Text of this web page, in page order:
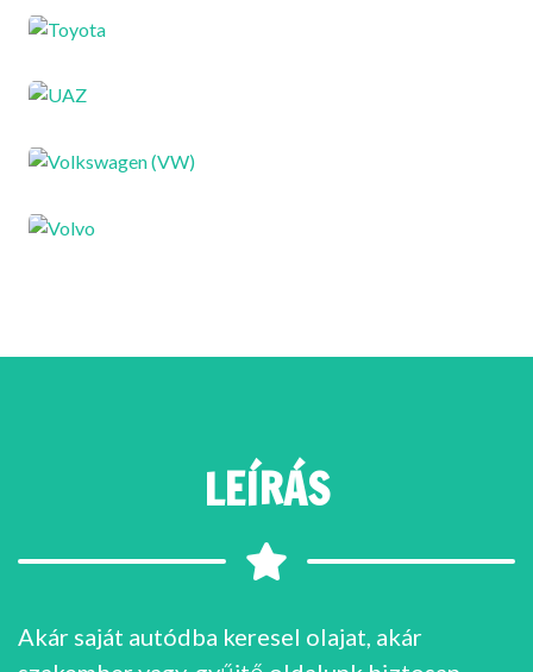
LEÍRÁS
Akár saját autódba keresel olajat, akár